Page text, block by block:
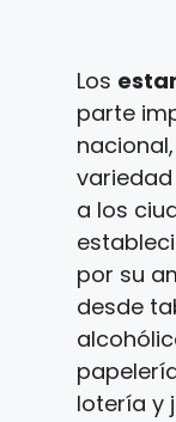
Los
parte
a los
por su
desde
lotería y